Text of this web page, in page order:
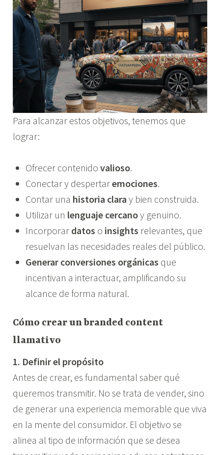
Para alcanzar estos objetivos, tenemos que
lograr:
Ofrecer contenido valioso.
Conectar y despertaremociones.
Contar una historia clara y bien construida.
Utilizar un lenguaje cercanoy genuino.
Incorporar datos o insights relevantes, que
resuelvan las necesidades reales del público.
Generar conversiones orgánicas que
incentivan a interactuar, amplificando su
alcance de forma natural.
Cómo crear un branded content
llamativo
1. Definir el propósito
Antes de crear, es fundamental saber qué
queremos transmitir. No se trata de vender, sino
de generar una experiencia memorable que viva
en la mente del consumidor. El objetivo se
alinea al tipo de información que se desea